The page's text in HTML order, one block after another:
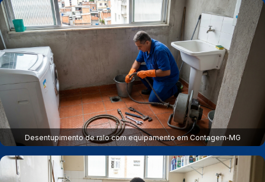
Desentupimento de ralo com equipamento em Contagem‑MG